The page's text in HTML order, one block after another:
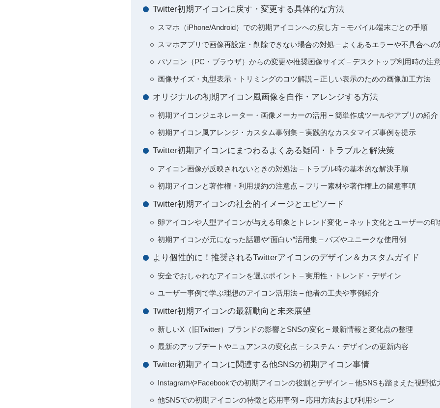
Twitter初期アイコンに戻す・変更する具体的な方法
スマホ（iPhone/Android）での初期アイコンへの戻し方 – モバイル端末ごとの手順
スマホアプリで画像再設定・削除できない場合の対処 – よくあるエラーや不具合への
パソコン（PC・ブラウザ）からの変更や推奨画像サイズ – デスクトップ利用時の注
画像サイズ・丸型表示・トリミングのコツ解説 – 正しい表示のための画像加工方法
オリジナルの初期アイコン風画像を自作・アレンジする方法
初期アイコンジェネレーター・画像メーカーの活用 – 簡単作成ツールやアプリの紹介
初期アイコン風アレンジ・カスタム事例集 – 実践的なカスタマイズ事例を提示
Twitter初期アイコンにまつわるよくある疑問・トラブルと解決策
アイコン画像が反映されないときの対処法 – トラブル時の基本的な解決手順
初期アイコンと著作権・利用規約の注意点 – フリー素材や著作権上の留意事項
Twitter初期アイコンの社会的イメージとエピソード
卵アイコンや人型アイコンが与える印象とトレンド変化 – ネット文化とユーザーの印
初期アイコンが元になった話題や“面白い”活用集 – バズやユニークな使用例
より個性的に！推奨されるTwitterアイコンのデザイン＆カスタムガイド
安全でおしゃれなアイコンを選ぶポイント – 実用性・トレンド・デザイン
ユーザー事例で学ぶ理想のアイコン活用法 – 他者の工夫や事例紹介
Twitter初期アイコンの最新動向と未来展望
新しいX（旧Twitter）ブランドの影響とSNSの変化 – 最新情報と変化点の整理
最新のアップデートやニュアンスの変化点 – システム・デザインの更新内容
Twitter初期アイコンに関連する他SNSの初期アイコン事情
InstagramやFacebookでの初期アイコンの役割とデザイン – 他SNSも踏まえた視野拡
他SNSでの初期アイコンの特徴と応用事例 – 応用方法および利用シーン